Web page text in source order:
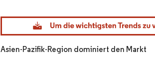
Bild © Mordor Intelligence. Wiederverwendung erfordert
Asien-Pazifik-Region dominiert den Markt